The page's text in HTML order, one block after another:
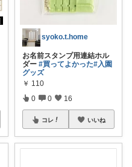
syoko.t.home
お名前スタンプ用連結ホル
ダー#買ってよかった#入園
グッズ
￥ 110
0 0 16
コレ いいね